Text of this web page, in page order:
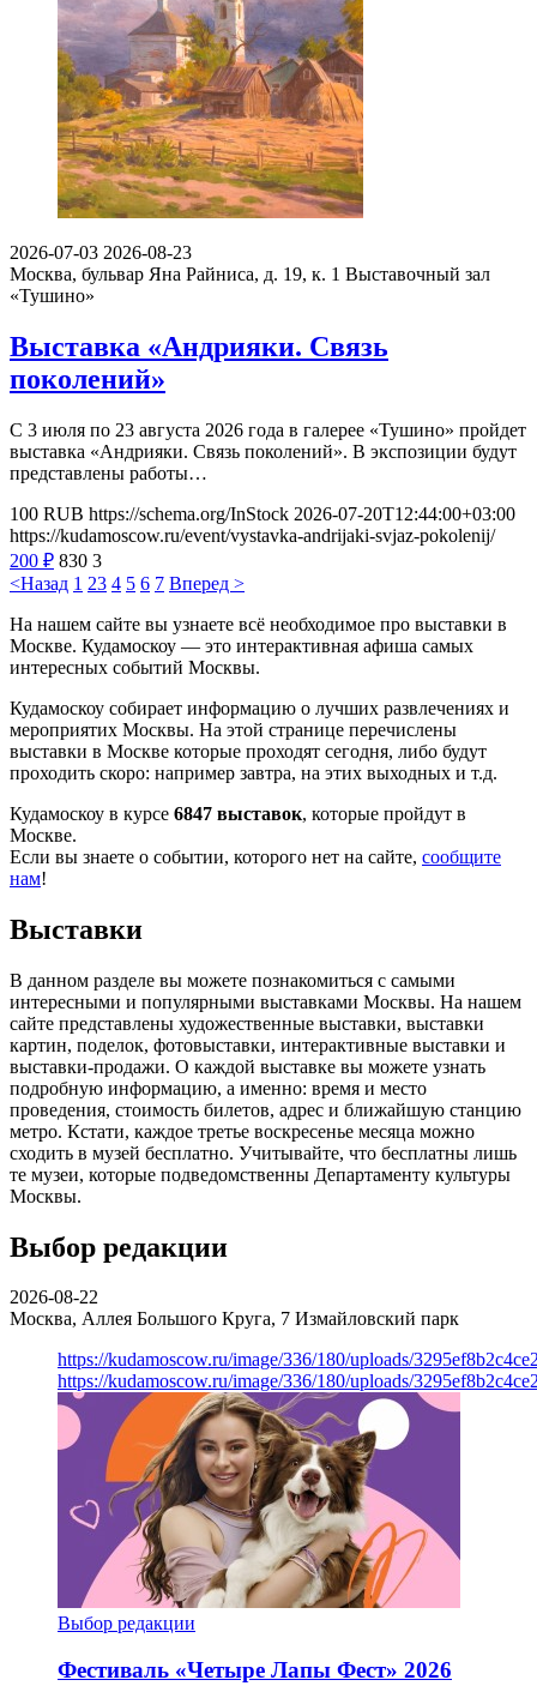
2026-07-03 2026-08-23
Москва, бульвар Яна Райниса, д. 19, к. 1 Выставочный зал
«Тушино»
Выставка «Андрияки. Связь
поколений»
С 3 июля по 23 августа 2026 года в галерее «Тушино» пройдет
выставка «Андрияки. Связь поколений». В экспозиции будут
представлены работы…
100 RUB https://schema.org/InStock 2026-07-20T12:44:00+03:00
https://kudamoscow.ru/event/vystavka-andrijaki-svjaz-pokolenij/
200 ₽ 830 3
<Назад 1 23 4 5 6 7 Вперед >
На нашем сайте вы узнаете всё необходимое про выставки в
Москве. Кудамоскоу — это интерактивная афиша самых
интересных событий Москвы.
Кудамоскоу собирает информацию о лучших развлечениях и
мероприятих Москвы. На этой странице перечислены
выставки в Москве которые проходят сегодня, либо будут
проходить скоро: например завтра, на этих выходных и т.д.
Кудамоскоу в курсе 6847 выставок, которые пройдут в
Москве.
Если вы знаете о событии, которого нет на сайте, сообщите
нам!
Выставки
В данном разделе вы можете познакомиться с самыми
интересными и популярными выставками Москвы. На нашем
сайте представлены художественные выставки, выставки
картин, поделок, фотовыставки, интерактивные выставки и
выставки-продажи. О каждой выставке вы можете узнать
подробную информацию, а именно: время и место
проведения, стоимость билетов, адрес и ближайшую станцию
метро. Кстати, каждое третье воскресенье месяца можно
сходить в музей бесплатно. Учитывайте, что бесплатны лишь
те музеи, которые подведомственны Департаменту культуры
Москвы.
Выбор редакции
2026-08-22
Москва, Аллея Большого Круга, 7 Измайловский парк
https://kudamoscow.ru/image/336/180/uploads/
https://kudamoscow.ru/image/336/180/uploads/
Выбор редакции
Фестиваль «Четыре Лапы Фест» 2026